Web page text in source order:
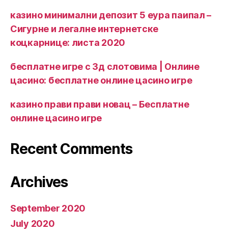
казино минимални депозит 5 еура паипал –
Сигурне и легалне интернетске
коцкарнице: листа 2020
бесплатне игре с 3д слотовима | Онлине
цасино: бесплатне онлине цасино игре
казино прави прави новац – Бесплатне
онлине цасино игре
Recent Comments
Archives
September 2020
July 2020